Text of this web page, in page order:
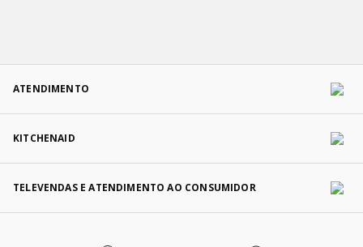
ATENDIMENTO
KITCHENAID
TELEVENDAS E ATENDIMENTO AO CONSUMIDOR